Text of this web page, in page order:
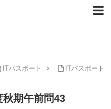
ITパスポート
ITパスポート
期午前問43